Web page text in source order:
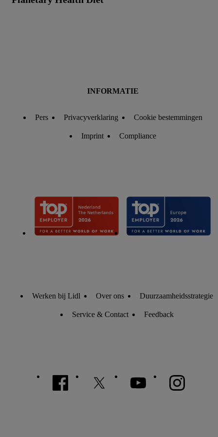
INFORMATIE
Pers Privacyverklaring Cookie bestemmingen
Imprint Compliance
Werken bij Lidl Over ons Duurzaamheidsstrategie
Service & Contact Feedback
e-mailadres en met eventuele andere identifiers of met
worden toegewezen.
vergelijkbare technieken en met welke verwerkingsdoeleinden
technieken worden gebruikt.
Door op "Akkoord" te klikken, stem je in met alle
verwerkingen voor alle bovengenoemde doeleinden. Meer
informatie, inclusief over de opslagperiode van de gegevens